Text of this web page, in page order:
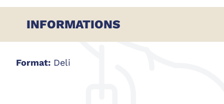
INFORMATIONS
Format: Deli